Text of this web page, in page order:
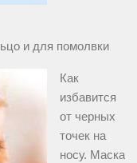
и для помолвки
Как
избавится
от черных
точек на
носу. Маска